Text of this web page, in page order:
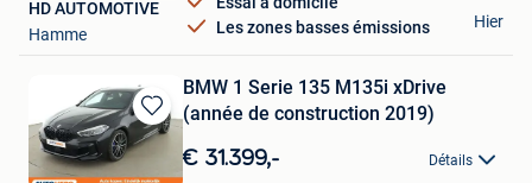
Les zones basses émissions
HD AUTOMOTIVE
Hamme
Hier
Sauvegarder
dans
BMW 1 Serie 135 M135i xDrive
(année de construction 2019)
€ 31.399,- Détails